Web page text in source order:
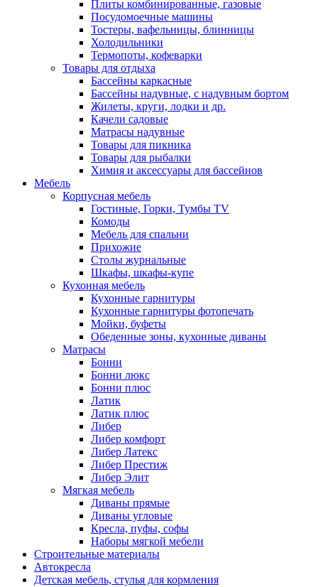
Плиты комбинированные, газовые
Посудомоечные машины
Тостеры, вафельницы, блинницы
Холодильники
Термопоты, кофеварки
Товары для отдыха
Бассейны каркасные
Бассейны надувные, с надувным бортом
Жилеты, круги, лодки и др.
Качели садовые
Матрасы надувные
Товары для пикника
Товары для рыбалки
Химия и аксессуары для бассейнов
Мебель
Корпусная мебель
Гостиные, Горки, Тумбы TV
Комоды
Мебель для спальни
Прихожие
Столы журнальные
Шкафы, шкафы-купе
Кухонная мебель
Кухонные гарнитуры
Кухонные гарнитуры фотопечать
Мойки, буфеты
Обеденные зоны, кухонные диваны
Матрасы
Бонни
Бонни люкс
Бонни плюс
Латик
Латик плюс
Либер
Либер комфорт
Либер Латекс
Либер Престиж
Либер Элит
Мягкая мебель
Диваны прямые
Диваны угловые
Кресла, пуфы, софы
Наборы мягкой мебели
Строительные материалы
Автокресла
Детская мебель, стулья для кормления